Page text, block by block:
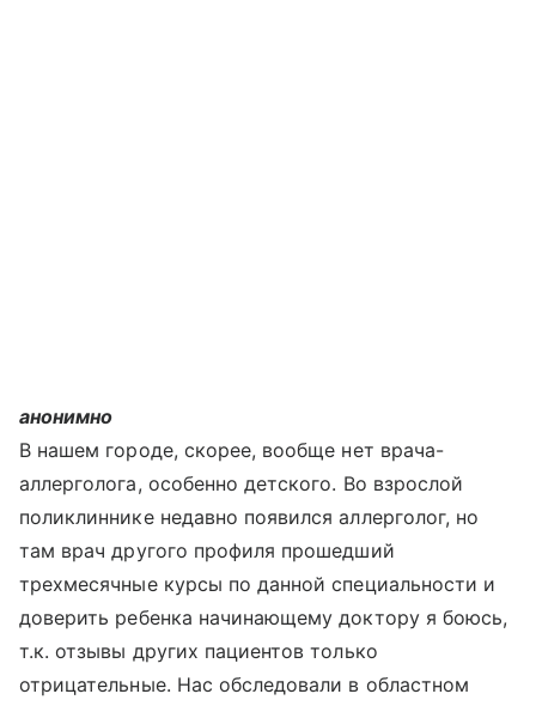
анонимно
В нашем городе, скорее, вообще нет врача-
аллерголога, особенно детского. Во взрослой
поликлиннике недавно появился аллерголог, но
там врач другого профиля прошедший
трехмесячные курсы по данной специальности и
доверить ребенка начинающему доктору я боюсь,
т.к. отзывы других пациентов только
отрицательные. Нас обследовали в областном